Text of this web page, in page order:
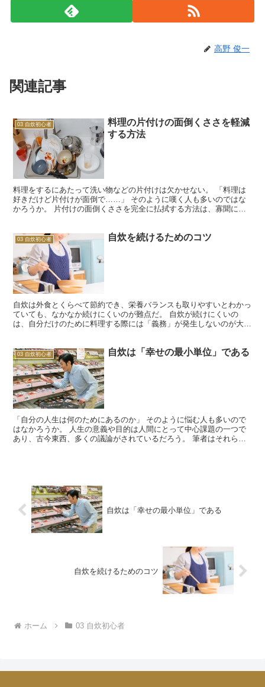
高野 俊一
関連記事
03 自炊初心者
料理の片付けの面倒くささを軽減
する方法
料理をするにあたって洗い物などの片付けは欠かせない。 「料理は
好きだけど片付けが面倒で……」 そのように嘆く人も多いのではな
かろうか。 片付けの面倒くささを完全に払拭する方法は、寡聞にし
03 自炊初心者 自炊を続けるためのコツ
自炊は外食とくらべて節約でき、栄養バランスも取りやすいとわかっ
ていても、なかなか続けにくいのが難点だ。 自炊が続けにくいの
は、自分だけのために料理する際には「義務」が発生しないのが大き
03 自炊初心者 自炊は「幸せの最小単位」である
「自分の人生は何のためにあるのか」 そのように悩む人も多いので
はなかろうか。 人生の意義や目的は人間にとって中心課題の一つで
あり、古今東西、多くの議論がされているだろう。 筆者はそれらの
自炊は「幸せの最小単位」である
自炊を続けるためのコツ
ホーム 03 自炊初心者